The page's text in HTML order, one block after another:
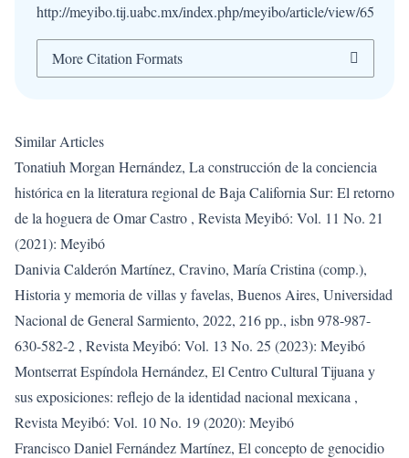
http://meyibo.tij.uabc.mx/index.php/meyibo/article/view/65
More Citation Formats
Similar Articles
Tonatiuh Morgan Hernández, La construcción de la conciencia
histórica en la literatura regional de Baja California Sur: El retorno
de la hoguera de Omar Castro , Revista Meyibó: Vol. 11 No. 21
(2021): Meyibó
Danivia Calderón Martínez, Cravino, María Cristina (comp.),
Historia y memoria de villas y favelas, Buenos Aires, Universidad
Nacional de General Sarmiento, 2022, 216 pp., isbn 978-987-
630-582-2 , Revista Meyibó: Vol. 13 No. 25 (2023): Meyibó
Montserrat Espíndola Hernández, El Centro Cultural Tijuana y
sus exposiciones: reflejo de la identidad nacional mexicana ,
Revista Meyibó: Vol. 10 No. 19 (2020): Meyibó
Francisco Daniel Fernández Martínez, El concepto de genocidio